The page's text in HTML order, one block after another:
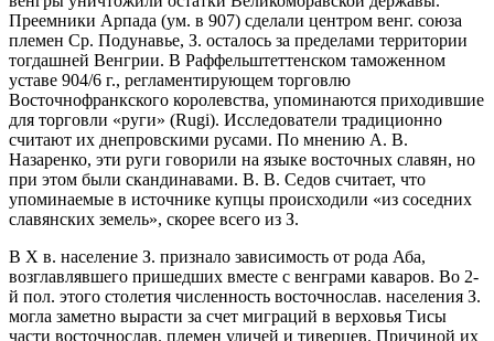
Преемники Арпада (ум. в 907) сделали центром венг. союза
племен Ср. Подунавье, З. осталось за пределами территории
тогдашней Венгрии. В Раффельштеттенском таможенном
уставе 904/6 г., регламентирующем торговлю
Восточнофранкского королевства, упоминаются приходившие
для торговли «руги» (Rugi). Исследователи традиционно
считают их днепровскими русами. По мнению А. В.
Назаренко, эти руги говорили на языке восточных славян, но
при этом были скандинавами. В. В. Седов считает, что
упоминаемые в источнике купцы происходили «из соседних
славянских земель», скорее всего из З.
В X в. население З. признало зависимость от рода Аба,
возглавлявшего пришедших вместе с венграми каваров. Во 2-
й пол. этого столетия численность восточнослав. населения З.
могла заметно вырасти за счет миграций в верховья Тисы
части восточнослав. племен уличей и тиверцев. Причиной их